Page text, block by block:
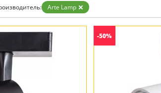
Бронза
Золото
Прозрачные
Хром
Черные
Arte Lamp
-50%